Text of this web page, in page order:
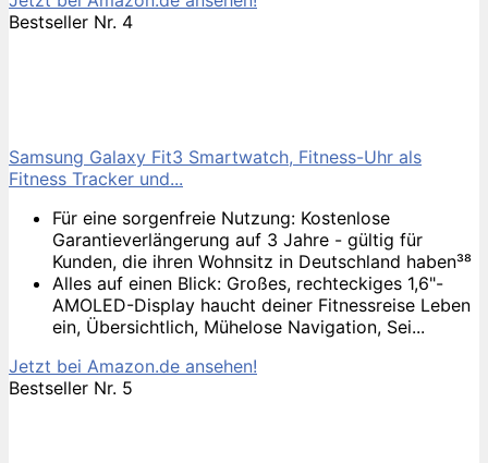
Bestseller Nr. 4
Samsung Galaxy Fit3 Smartwatch, Fitness-Uhr als
Fitness Tracker und...
Für eine sorgenfreie Nutzung: Kostenlose
Garantieverlängerung auf 3 Jahre - gültig für
Kunden, die ihren Wohnsitz in Deutschland haben³⁸
Alles auf einen Blick: Großes, rechteckiges 1,6"-
AMOLED-Display haucht deiner Fitnessreise Leben
ein, Übersichtlich, Mühelose Navigation, Sei...
Jetzt bei Amazon.de ansehen!
Bestseller Nr. 5